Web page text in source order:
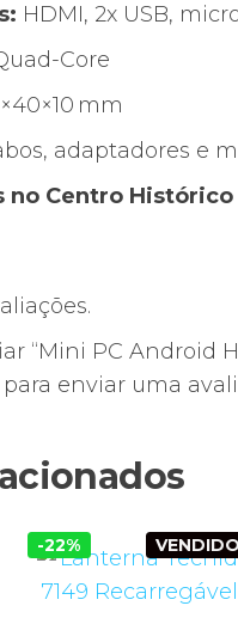
HDMI, 2x USB,
Core
mm
adaptadores e
no Centro
“Mini PC Android
para enviar uma
-22% VENDIDO